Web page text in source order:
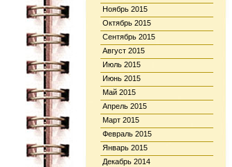
Ноябрь 2015
Октябрь 2015
Сентябрь 2015
Август 2015
Июль 2015
Июнь 2015
Май 2015
Апрель 2015
Март 2015
Февраль 2015
Январь 2015
Декабрь 2014